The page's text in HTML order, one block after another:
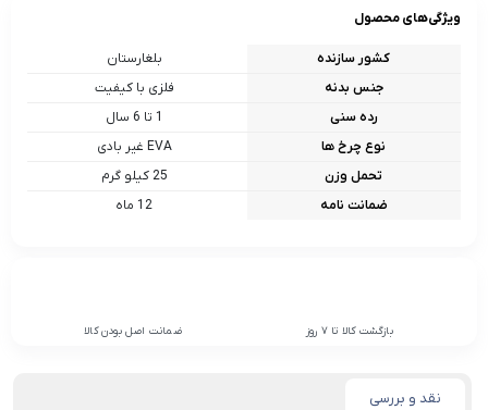
ویژگی‌های محصول
کشور سازنده
بلغارستان
جنس بدنه
فلزی با کیفیت
رده سنی
1 تا 6 سال
نوع چرخ ها
EVA غیر بادی
تحمل وزن
25 کیلو گرم
ضمانت نامه
12 ماه
بازگشت کالا تا 7 روز ضمانت اصل بودن کالا
نقد و بررسی